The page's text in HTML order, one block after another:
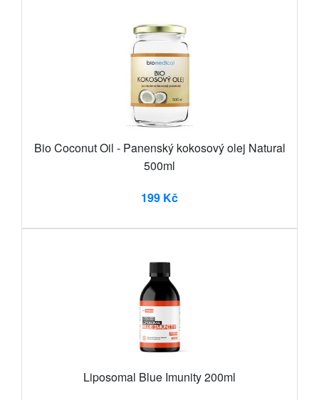
Bio Coconut Oil - Panenský kokosový olej Natural
500ml
199 Kč
Liposomal Blue Imunity 200ml